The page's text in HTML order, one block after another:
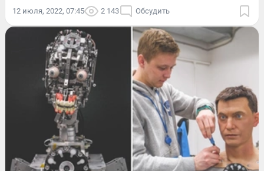
12 июля, 2022, 07:45 2 143 Обсудить